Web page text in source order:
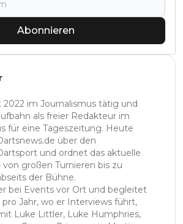
Abonnieren
2022 im Journalismus tätig und
als freier Redakteur im
für eine Tageszeitung. Heute
über den
und ordnet das aktuelle
von großen Turnieren bis zu
der Bühne.
bei Events vor Ort und begleitet
pro Jahr, wo er Interviews führt,
Luke Littler, Luke Humphries,